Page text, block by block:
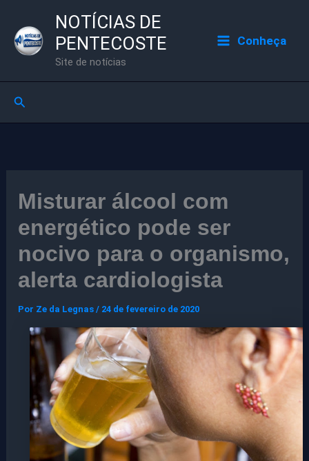
para
NOTÍCIAS DE
PENTECOSTE
Site de notícias
Conheça
Pesquisar
Misturar álcool com
energético pode ser
nocivo para o organismo,
alerta cardiologista
Por Ze da Legnas/ 24 de fevereiro de 2020